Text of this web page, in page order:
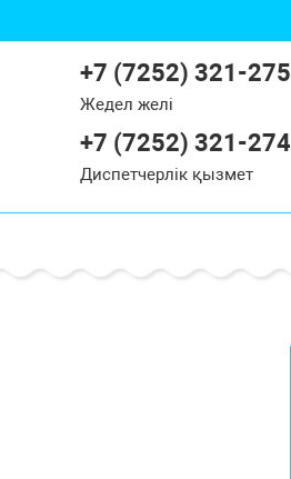
+7 (7252) 321-275
Жедел желі
+7 (7252) 321-274
Диспетчерлік қызмет